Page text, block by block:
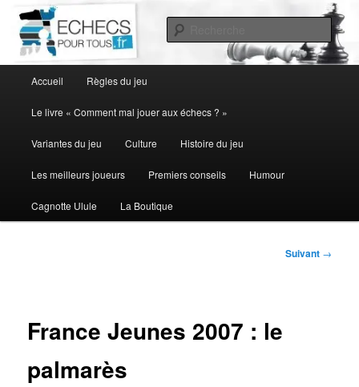
contenu
principal
principal
Accueil Règles du jeu
Le livre « Comment mal jouer aux échecs ? »
Variantes du jeu Culture Histoire du jeu
Les meilleurs joueurs Premiers conseils Humour
Cagnotte Ulule La Boutique
Suivant →
France Jeunes 2007 : le
palmarès